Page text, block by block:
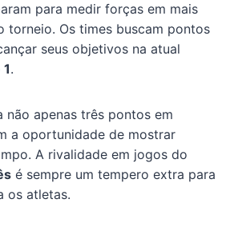
para medir forças em mais
torneio. Os times buscam pontos
seus objetivos na atual
.
não apenas três pontos em
a oportunidade de mostrar
A rivalidade em jogos do
é sempre um tempero extra para
os atletas.